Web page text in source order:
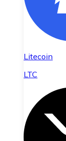
Litecoin
LTC